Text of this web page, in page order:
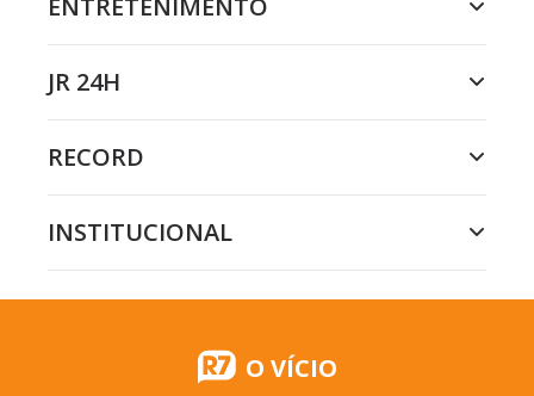
ENTRETENIMENTO
JR 24H
RECORD
INSTITUCIONAL
O VÍCIO